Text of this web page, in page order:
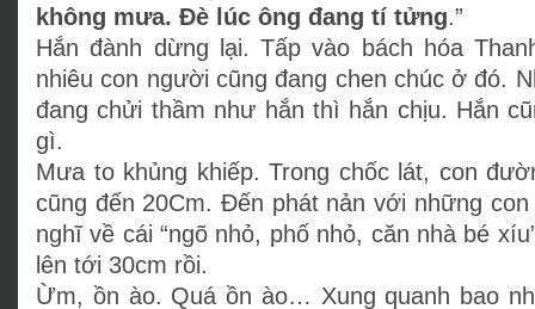
không mưa. Đè lúc ông đang tí tửng.”
Hắn đành dừng lại. Tấp vào bách hóa
nhiêu con người cũng đang chen chúc ở đó.
đang chửi thầm như hắn thì hắn chịu. Hắn
gì.
Mưa to khủng khiếp. Trong chốc lát, con
cũng đến 20Cm. Đến phát nản với những
nghĩ về cái “ngõ nhỏ, phố nhỏ, căn nhà bé
lên tới 30cm rồi.
Ừm, ồn ào. Quá ồn ào… Xung quanh bao